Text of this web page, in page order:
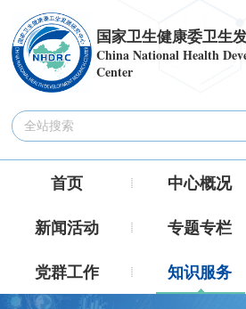
国家卫生健康委卫生
China National Health
Center
首页 中心概况
新闻活动
专题专栏
党群工作
知识服务